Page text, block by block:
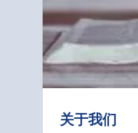
关于我们